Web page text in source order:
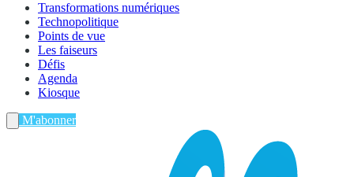
Transformations numériques
Technopolitique
Points de vue
Les faiseurs
Défis
Agenda
Kiosque
M'abonner